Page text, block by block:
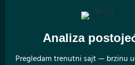
Analiza
Pregledam trenutni sajt — brzinu